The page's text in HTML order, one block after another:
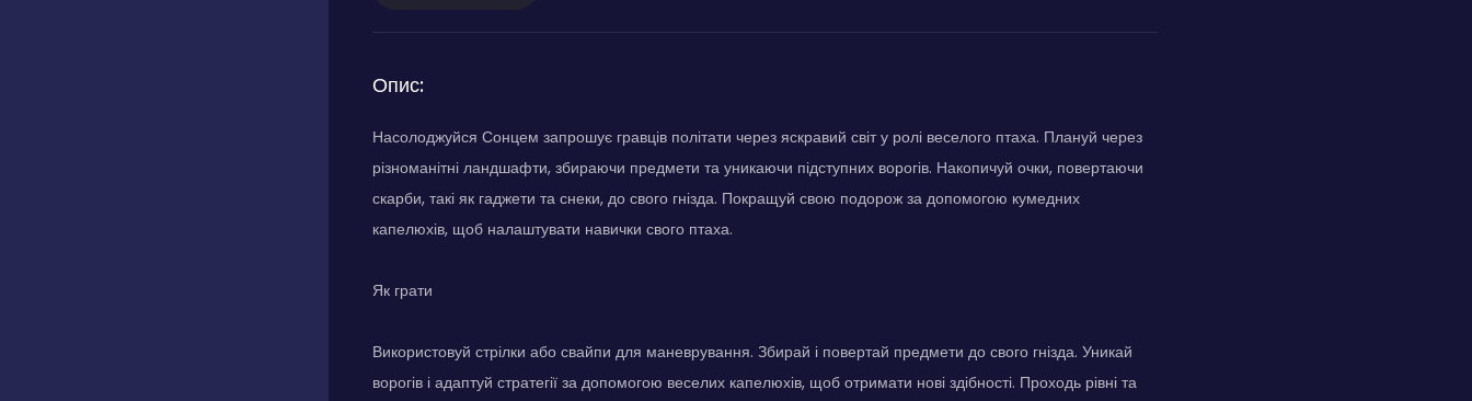
Опис:
Насолоджуйся Сонцем запрошує гравців політати через яскравий світ у ролі веселого птаха. Плануй через
різноманітні ландшафти, збираючи предмети та уникаючи підступних ворогів. Накопичуй очки, повертаючи
скарби, такі як гаджети та снеки, до свого гнізда. Покращуй свою подорож за допомогою кумедних
капелюхів, щоб налаштувати навички свого птаха.
Як грати
Використовуй стрілки або свайпи для маневрування. Збирай і повертай предмети до свого гнізда. Уникай
ворогів і адаптуй стратегії за допомогою веселих капелюхів, щоб отримати нові здібності. Проходь рівні та